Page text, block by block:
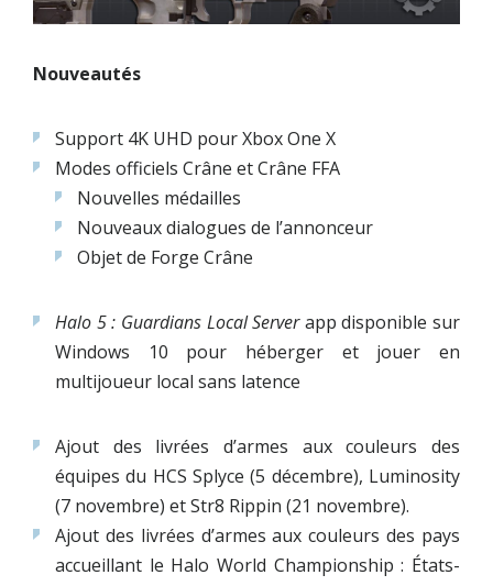
Nouveautés
Support 4K UHD pour Xbox One X
Modes officiels Crâne et Crâne FFA
Nouvelles médailles
Nouveaux dialogues de l’annonceur
Objet de Forge Crâne
Halo 5 : Guardians Local Serverapp disponible sur
Windows 10 pour héberger et jouer en
multijoueur local sans latence
Ajout des livrées d’armes aux couleurs des
équipes du HCS Splyce (5 décembre), Luminosity
(7 novembre) et Str8 Rippin (21 novembre).
Ajout des livrées d’armes aux couleurs des pays
accueillant le Halo World Championship : États-